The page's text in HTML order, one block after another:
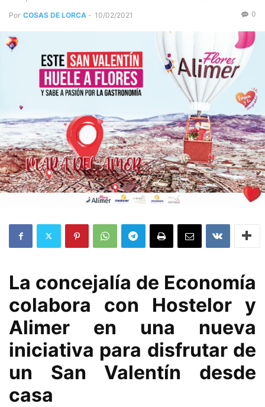
Por COSAS DE LORCA - 10/02/2021 0
La concejalía de Economía
colabora con Hostelor y
Alimer en una nueva
iniciativa para disfrutar de
un San Valentín desde
casa